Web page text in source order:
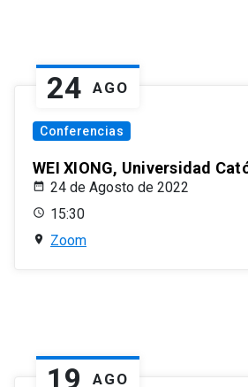
24 AGO
Conferencias
WEI XIONG, Universidad
24 de Agosto de 2022
15:30
Zoom
19 AGO